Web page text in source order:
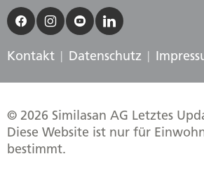
Kontakt Datenschutz
© 2026 Similasan AG Letztes
Diese Website ist nur für
bestimmt.